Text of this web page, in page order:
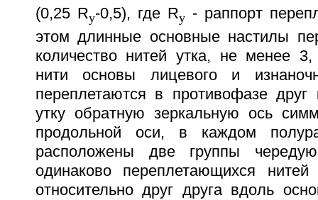
(0,25 Rу-0,5), где Rу- раппорт
этом длинные основные настилы
количество нитей утка, не менее
нити основы лицевого и
переплетаются в противофазе друг
утку обратную зеркальную ось
продольной оси, в каждом
расположены две группы
одинаково переплетающихся
относительно друг друга вдоль